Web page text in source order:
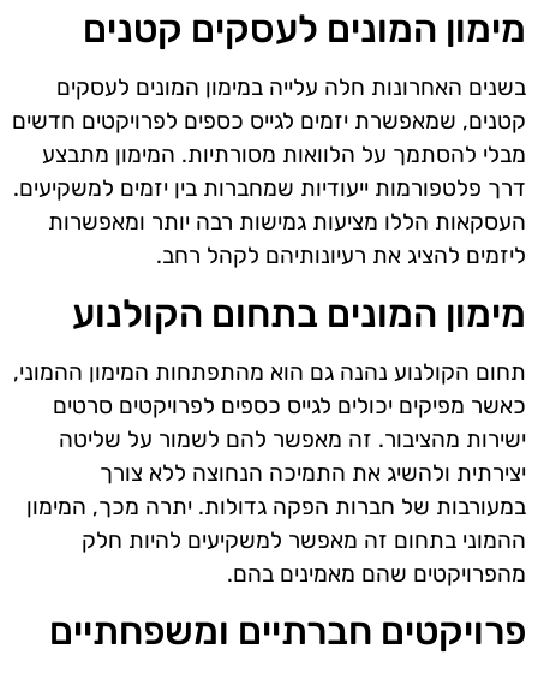
מימון המונים לעסקים קטנים
בשנים האחרונות חלה עלייה במימון המונים לעסקים
קטנים, שמאפשרת יזמים לגייס כספים לפרויקטים חדשים
מבלי להסתמך על הלוואות מסורתיות. המימון מתבצע
דרך פלטפורמות ייעודיות שמחברות בין יזמים למשקיעים.
העסקאות הללו מציעות גמישות רבה יותר ומאפשרות
ליזמים להציג את רעיונותיהם לקהל רחב.
מימון המונים בתחום הקולנוע
תחום הקולנוע נהנה גם הוא מהתפתחות המימון ההמוני,
כאשר מפיקים יכולים לגייס כספים לפרויקטים סרטים
ישירות מהציבור. זה מאפשר להם לשמור על שליטה
יצירתית ולהשיג את התמיכה הנחוצה ללא צורך
במעורבות של חברות הפקה גדולות. יתרה מכך, המימון
ההמוני בתחום זה מאפשר למשקיעים להיות חלק
מהפרויקטים שהם מאמינים בהם.
פרויקטים חברתיים ומשפחתיים